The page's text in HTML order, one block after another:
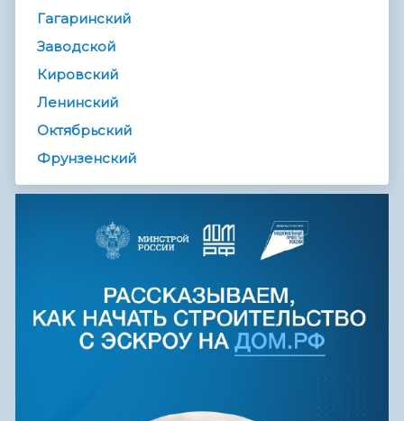
Гагаринский
Заводской
Кировский
Ленинский
Октябрьский
Фрунзенский